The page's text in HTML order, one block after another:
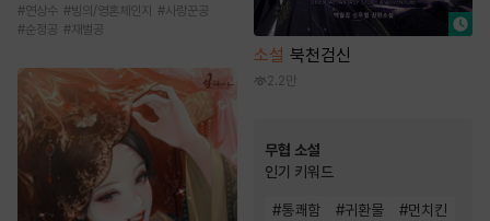
#연상수 #빙의/영혼체인지 #사랑꾼공
#순정공 # 재벌공
소설 북천검신
2.2만
무협 소설
인기 키워드
#통쾌함 #귀환물 #먼치킨